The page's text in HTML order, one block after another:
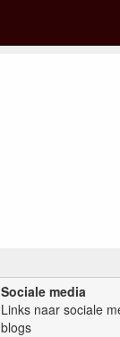
Sociale media
Links naar sociale
blogs